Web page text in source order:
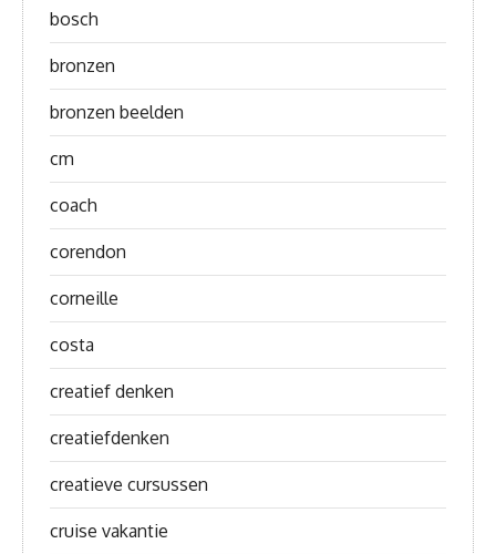
bosch
bronzen
bronzen beelden
cm
coach
corendon
corneille
costa
creatief denken
creatiefdenken
creatieve cursussen
cruise vakantie